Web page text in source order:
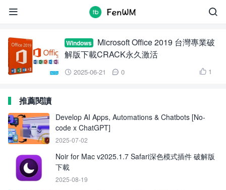


Windows
Microsoft Office 2019 台灣專業破
解版下載CRACK永久激活
 2025-06-21  0  1
推薦閱讀
Develop AI Apps, Automations & Chatbots [No-
code x ChatGPT]
2025-07-02
Noir for Mac v2025.1.7 Safari深色模式插件 破解版
下載
2025-08-19